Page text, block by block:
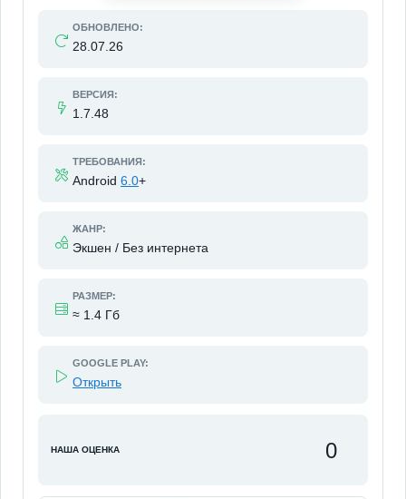
ОБНОВЛЕНО:
28.07.26
ВЕРСИЯ:
1.7.48
ТРЕБОВАНИЯ:
Android 6.0+
ЖАНР:
Экшен / Без интернета
РАЗМЕР:
≈ 1.4 Гб
GOOGLE PLAY:
Открыть
НАША ОЦЕНКА 0